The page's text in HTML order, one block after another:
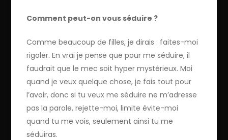
Comment peut-on vous séduire ?
Comme beaucoup de filles, je dirais : faites-moi
rigoler. En vrai je pense que pour me séduire, il
faudrait que le mec soit hyper mystérieux. Moi
quand je veux quelque chose, je fais tout pour
l’avoir, donc si tu veux me séduire ne m’adresse
pas la parole, rejette-moi, limite évite-moi
quand tu me vois, seulement ainsi tu me
séduiras.